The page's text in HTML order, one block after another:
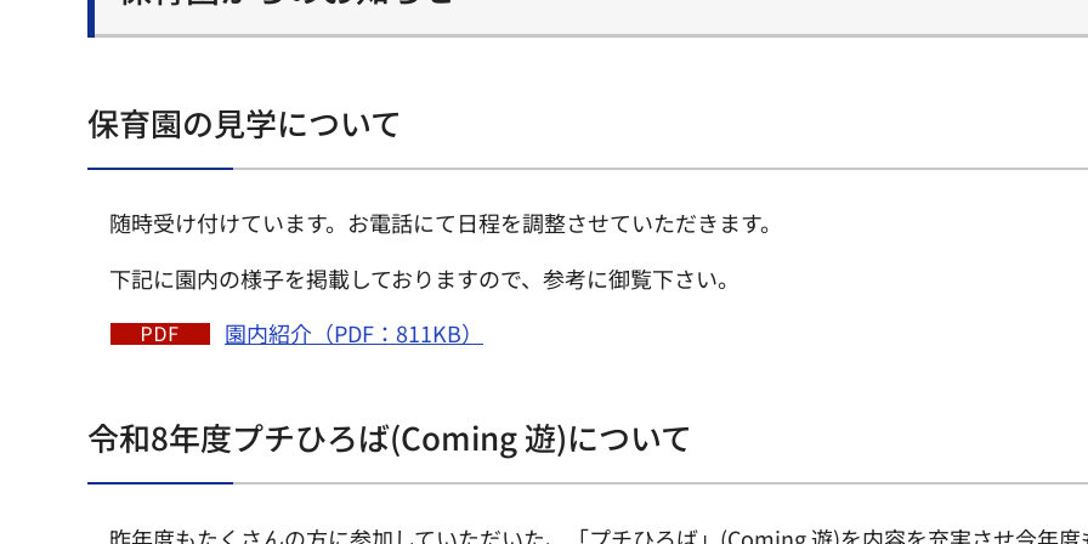
保育園の見学について
随時受け付けています。お電話にて日程を調整させていただきます。
下記に園内の様子を掲載しておりますので、参考に御覧下さい。
園内紹介（PDF：811KB）
令和8年度プチひろば(Coming 遊)について
昨年度もたくさんの方に参加していただいた、「プチひろば」(Coming 遊)を内容を充実させ今年度